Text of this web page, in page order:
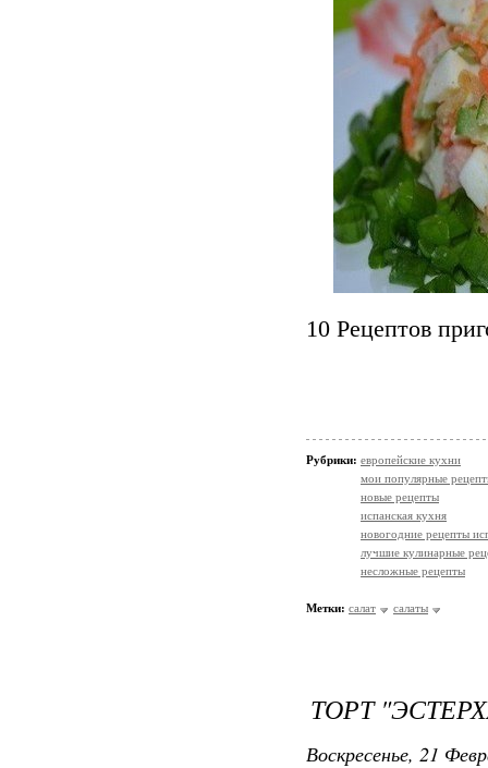
10 Рецептов
Рубрики: европейские кухни
мои популярные
новые рецепты
испанская кухня
новогодние рецепты
лучшие кулинарные
несложные рецепты
Метки: салат салаты
ТОРТ
Воскресенье, 21